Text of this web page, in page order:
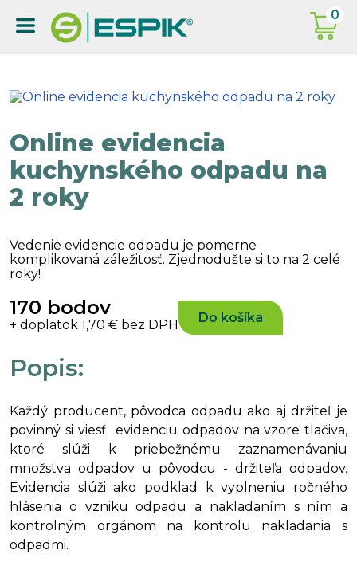
0
Online evidencia
kuchynského odpadu na
2 roky
Vedenie evidencie odpadu je pomerne
komplikovaná záležitosť. Zjednodušte si to na 2 celé
roky!
170 bodov
+ doplatok 1,70 € bez DPH Do košíka
Popis:
Každý producent, pôvodca odpadu ako aj držiteľ je
povinný si viesť evidenciu odpadov na vzore tlačiva,
ktoré slúži k priebežnému zaznamenávaniu
množstva odpadov u pôvodcu - držiteľa odpadov.
Evidencia slúži ako podklad k vyplneniu ročného
hlásenia o vzniku odpadu a nakladaním s ním a
kontrolným orgánom na kontrolu nakladania s
odpadmi.